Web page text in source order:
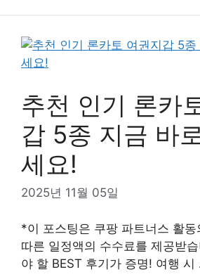
추천 인기 론카
갑 5종 지금 바
세요!
2025년 11월 05일
*이 포스팅은 쿠팡 파트너스 활동
따른 일정액의 수수료를 제공받
야 할 BEST 후기가 증명! 여행